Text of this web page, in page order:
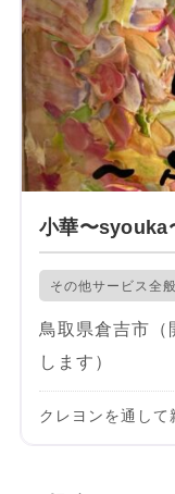
小華〜syouka
その他サービス全般
鳥取県倉吉市
します）
クレヨンを通し